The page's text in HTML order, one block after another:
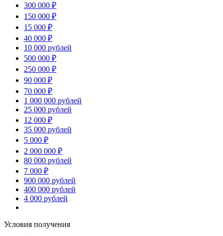
300 000 ₽
150 000 ₽
15 000 ₽
40 000 ₽
10 000 рублей
500 000 ₽
250 000 ₽
90 000 ₽
70 000 ₽
1 000 000 рублей
25 000 рублей
12 000 ₽
35 000 рублей
5 000 ₽
2 000 000 ₽
80 000 рублей
7 000 ₽
900 000 рублей
400 000 рублей
4 000 рублей
Условия получения